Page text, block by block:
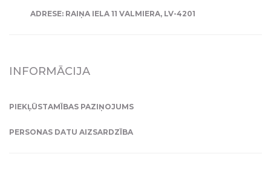
ADRESE: RAIŅA IELA 11 VALMIERA, LV-4201
INFORMĀCIJA
PIEKĻŪSTAMĪBAS PAZIŅOJUMS
PERSONAS DATU AIZSARDZĪBA